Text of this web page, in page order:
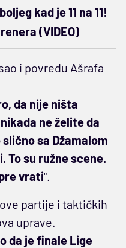
kad je 11 na 11!
(VIDEO)
i povredu Ašrafa
da nije ništa
ne želite da
sa Džamalom
To su ružne scene.
vrati".
partije i taktičkih
uprave.
da je finale Lige